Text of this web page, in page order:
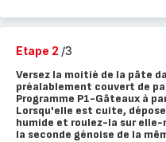
Etape 2 /3
Versez la moitié de la pâte
préalablement couvert de
Programme P1-Gâteaux à
Lorsqu'elle est cuite,
humide et roulez-la sur
la seconde génoise de la